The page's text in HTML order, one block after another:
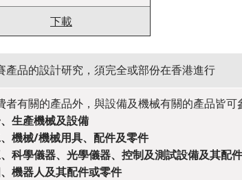
下載
產品的設計研究，須完全或部份在香港進行
者有關的產品外，與設備及機械有關的產品皆可
生產機械及設備
機械/機械用具、配件及零件
科學儀器、光學儀器、控制及測試設備及其配件
機器人及其配件或零件